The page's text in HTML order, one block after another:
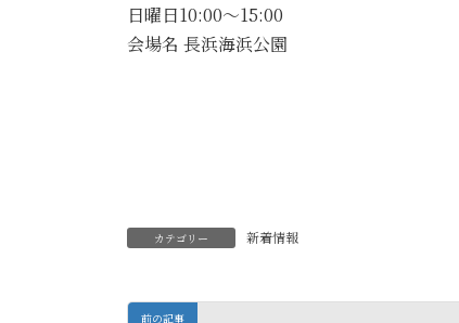
日曜日10:00～15:00
会場名 長浜海浜公園
カテゴリー 新着情報
前の記事